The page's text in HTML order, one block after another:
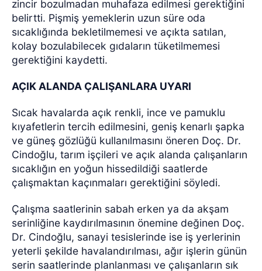
zincir bozulmadan muhafaza edilmesi gerektiğini
belirtti. Pişmiş yemeklerin uzun süre oda
sıcaklığında bekletilmemesi ve açıkta satılan,
kolay bozulabilecek gıdaların tüketilmemesi
gerektiğini kaydetti.
AÇIK ALANDA ÇALIŞANLARA UYARI
Sıcak havalarda açık renkli, ince ve pamuklu
kıyafetlerin tercih edilmesini, geniş kenarlı şapka
ve güneş gözlüğü kullanılmasını öneren Doç. Dr.
Cindoğlu, tarım işçileri ve açık alanda çalışanların
sıcaklığın en yoğun hissedildiği saatlerde
çalışmaktan kaçınmaları gerektiğini söyledi.
Çalışma saatlerinin sabah erken ya da akşam
serinliğine kaydırılmasının önemine değinen Doç.
Dr. Cindoğlu, sanayi tesislerinde ise iş yerlerinin
yeterli şekilde havalandırılması, ağır işlerin günün
serin saatlerinde planlanması ve çalışanların sık